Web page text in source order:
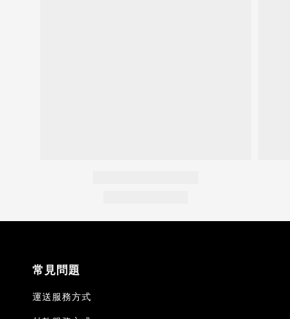
常見問題
運送服務方式